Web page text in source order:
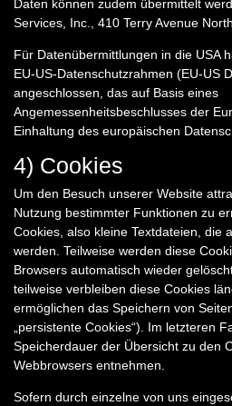
Daten können zudem übermittelt
Services, Inc., 410 Terry Avenue
Für Datenübermittlungen in die USA
EU-US-Datenschutzrahmen (EU-US
angeschlossen, das auf Basis eines
Angemessenheitsbeschlusses der
Einhaltung des europäischen
4) Cookies
Um den Besuch unserer Website
Nutzung bestimmter Funktionen zu
Cookies, also kleine Textdateien, die
werden. Teilweise werden diese
Browsers automatisch wieder
teilweise verbleiben diese Cookies
ermöglichen das Speichern von
„persistente Cookies“). Im letzteren
Speicherdauer der Übersicht zu den
Webbrowsers entnehmen.
Sofern durch einzelne von uns